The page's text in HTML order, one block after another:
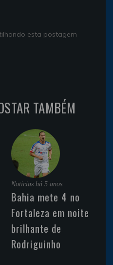
esta postagem
TAMBÉM
Noticias há 5 anos
Bahia mete 4 no
Fortaleza em noite
brilhante de
Rodriguinho